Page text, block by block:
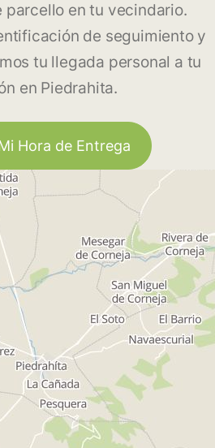
parcello en tu vecindario.
de seguimiento y
tu llegada personal a tu
en Piedrahita.
Hora de Entrega